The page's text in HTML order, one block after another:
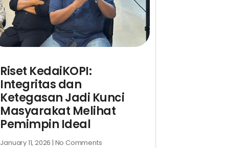
Riset KedaiKOPI:
Integritas dan
Ketegasan Jadi Kunci
Masyarakat Melihat
Pemimpin Ideal
January 11, 2026 No Comments